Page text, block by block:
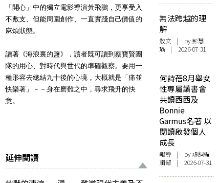
「開心」中的獨立電影導演黃飛鵬，更享受入
不敷支、但能周圍創作、一直實踐自己價值的
麻煩狀態。
讀著《海浪裏的鹽》，讀者既可讀到蔡寶賢團
隊的用心、對時代與世代的準確觀察。要用一
種形容去總結九十後的心境，大概就是 「痛並
快樂著」－－身在磨難之中，尋求飛升的快
意。
延伸閱讀
無法跨越的理
解
散文 | by 彭慧
瑜 | 2026-07-31
何詩蓓8月舉女
性專屬讀書會
共讀西西及
Bonnie
Garmus名著 以
閱讀啟發個人
成長
報導 | by 虛詞編
輯部 | 2026-07-31